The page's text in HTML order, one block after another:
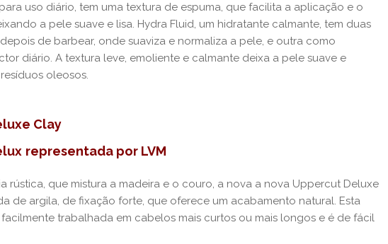
uso diário, tem uma textura de espuma, que facilita a aplicação e o
a pele suave e lisa. Hydra Fluid, um hidratante calmante, tem duas
de barbear, onde suaviza e normaliza a pele, e outra como
diário. A textura leve, emoliente e calmante deixa a pele suave e
oleosos.
Clay
representada por LVM
rústica, que mistura a madeira e o couro, a nova a nova Uppercut Deluxe
de argila, de fixação forte, que oferece um acabamento natural. Esta
trabalhada em cabelos mais curtos ou mais longos e é de fácil